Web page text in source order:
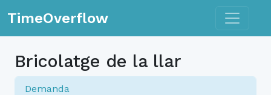
TimeOverflow Toggle
Bricolatge de la llar
Demanda